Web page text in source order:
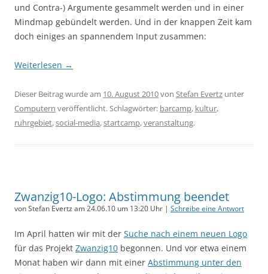
und Contra-) Argumente gesammelt werden und in einer
Mindmap gebündelt werden. Und in der knappen Zeit kam
doch einiges an spannendem Input zusammen:
Weiterlesen →
Dieser Beitrag wurde am 10. August 2010von Stefan Evertz unter
Computern veröffentlicht. Schlagwörter: barcamp, kultur,
ruhrgebiet,social-media,startcamp,veranstaltung.
Zwanzig10-Logo: Abstimmung beendet
von Stefan Evertz am 24.06.10 um 13:20 Uhr | Schreibe eine Antwort
Im April hatten wir mit der Suche nach einem neuen Logo
für das Projekt Zwanzig10 begonnen. Und vor etwa einem
Monat haben wir dann mit einer Abstimmung unter den